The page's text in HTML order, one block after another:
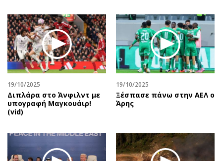
19/10/2025
Διπλάρα στο Άνφιλντ με
υπογραφή Μαγκουάιρ!
(vid)
19/10/2025
Ξέσπασε πάνω στην ΑΕΛ ο
Άρης